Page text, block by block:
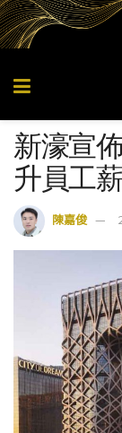
新濠宣
升員工
陳嘉俊